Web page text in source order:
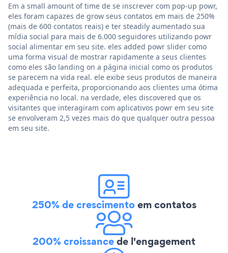
Em a small amount of time de se inscrever com pop-up powr,
eles foram capazes de grow seus contatos em mais de 250%
(mais de 600 contatos reais) e ter steadily aumentado sua
mídia social para mais de 6.000 seguidores utilizando powr
social alimentar em seu site. eles added powr slider como
uma forma visual de mostrar rapidamente a seus clientes
como eles são landing on a página inicial como os produtos
se parecem na vida real. ele exibe seus produtos de maneira
adequada e perfeita, proporcionando aos clientes uma ótima
experiência no local. na verdade, eles discovered que os
visitantes que interagiram com aplicativos powr em seu site
se envolveram 2,5 vezes mais do que qualquer outra pessoa
em seu site.
250% de crescimentoem contatos
200% croissancede l'engagement